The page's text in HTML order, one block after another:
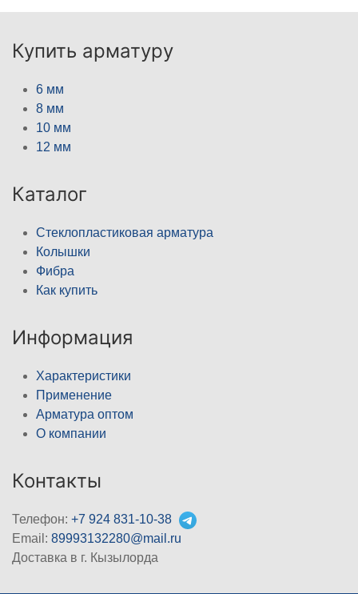
Купить арматуру
6 мм
8 мм
10 мм
12 мм
Каталог
Стеклопластиковая арматура
Колышки
Фибра
Как купить
Информация
Характеристики
Применение
Арматура оптом
О компании
Контакты
Телефон: +7 924 831-10-38
Email: 89993132280@mail.ru
Доставка в г. Кызылорда